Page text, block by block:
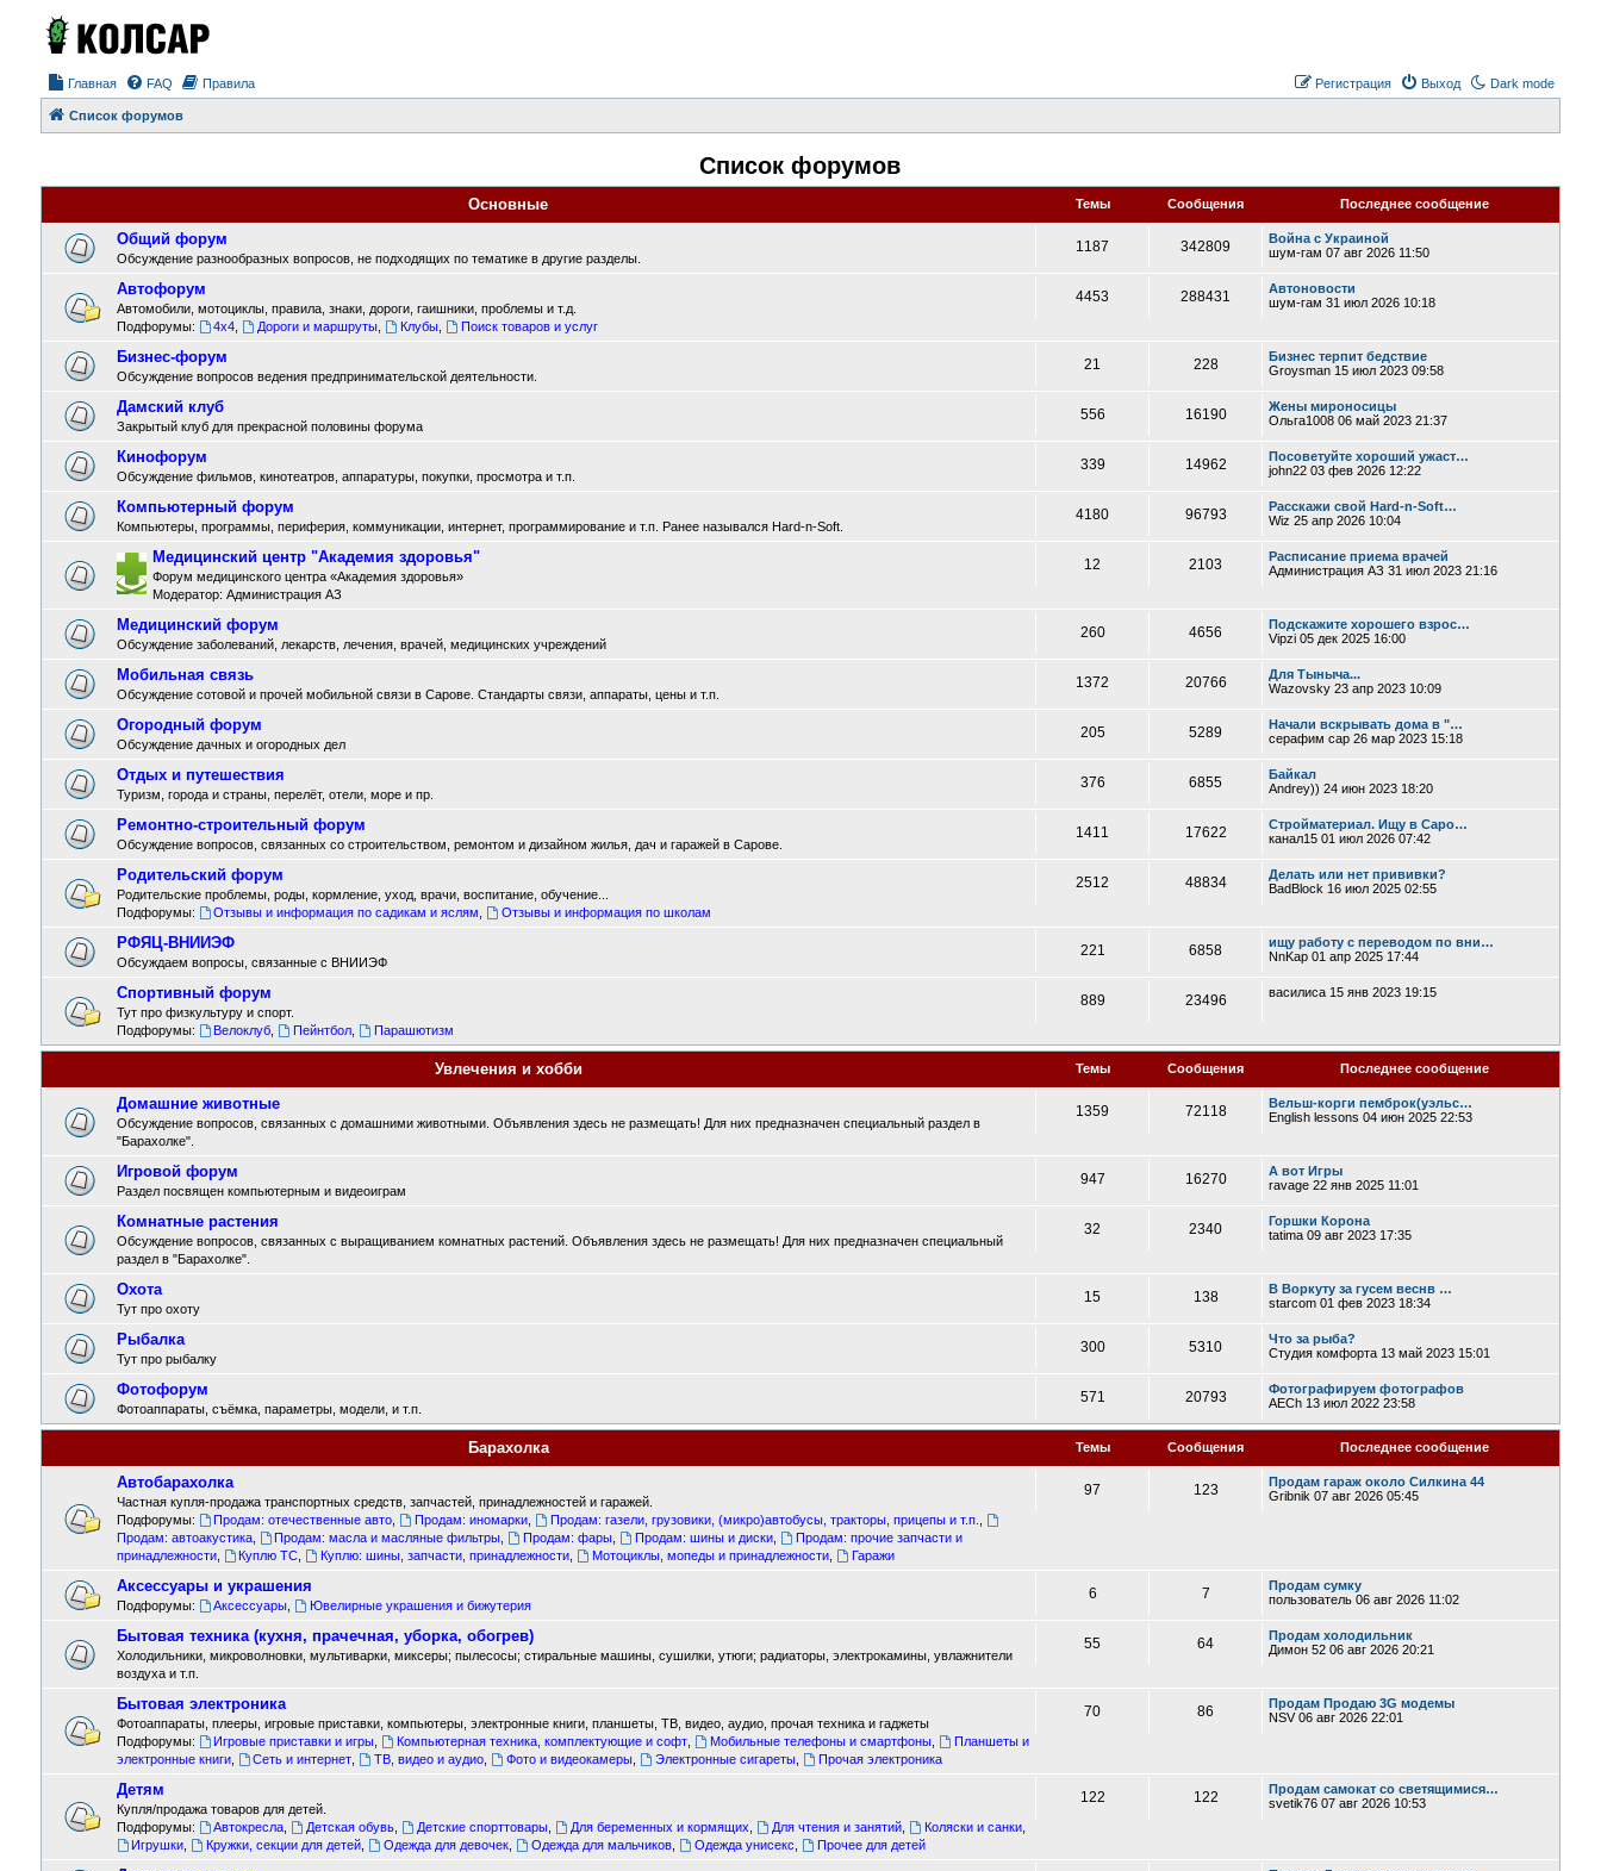
Главная Dark mode
FAQ Правила Выход
Регистрация
Список форумов
Список форумов
Основные Темы Сообщения Последнее сообщение
Общий форум
Обсуждение разнообразных вопросов, не подходящих по тематике в другие разделы.
1187 342809
Война с Украиной
шум-гам 07 авг 2026 11:50
Автофорум
Автомобили, мотоциклы, правила, знаки, дороги, гаишники, проблемы и т.д.
Подфорумы:
4x4 Дороги и маршруты Клубы Поиск товаров и услуг
4453 288431
Автоновости
шум-гам 31 июл 2026 10:18
Бизнес-форум
Обсуждение вопросов ведения предпринимательской деятельности.
21 228
Бизнес терпит бедствие
Groysman 15 июл 2023 09:58
Дамский клуб
Закрытый клуб для прекрасной половины форума
556 16190
Жены мироносицы
Ольга1008 06 май 2023 21:37
Кинофорум
Обсуждение фильмов, кинотеатров, аппаратуры, покупки, просмотра и т.п.
339 14962
Посоветуйте хороший ужаст…
john22 03 фев 2026 12:22
Компьютерный форум
Компьютеры, программы, периферия, коммуникации, интернет, программирование и т.п. Ранее назывался Hard-n-Soft.
4180 96793
Расскажи свой Hard-n-Soft…
Wiz 25 апр 2026 10:04
Медицинский центр "Академия здоровья"
Форум медицинского центра «Академия здоровья»
Модератор: Администрация АЗ
12 2103
Расписание приема врачей
Администрация АЗ 31 июл 2023 21:16
Медицинский форум
Обсуждение заболеваний, лекарств, лечения, врачей, медицинских учреждений
260 4656
Подскажите хорошего взрос…
Vipzi 05 дек 2025 16:00
Мобильная связь
Обсуждение сотовой и прочей мобильной связи в Сарове. Стандарты связи, аппараты, цены и т.п.
1372 20766
Для Тыныча...
Wazovsky 23 апр 2023 10:09
Огородный форум
Обсуждение дачных и огородных дел
205 5289
Начали вскрывать дома в "…
серафим сар 26 мар 2023 15:18
Отдых и путешествия
Туризм, города и страны, перелёт, отели, море и пр.
376 6855
Байкал
Andrey)) 24 июн 2023 18:20
Ремонтно-строительный форум
Обсуждение вопросов, связанных со строительством, ремонтом и дизайном жилья, дач и гаражей в Сарове.
1411 17622
Стройматериал. Ищу в Саро…
канал15 01 июл 2026 07:42
Родительский форум
Родительские проблемы, роды, кормление, уход, врачи, воспитание, обучение...
Подфорумы:
Отзывы и информация по садикам и яслям Отзывы и информация по школам
2512 48834
Делать или нет прививки?
BadBlock 16 июл 2025 02:55
РФЯЦ-ВНИИЭФ
Обсуждаем вопросы, связанные с ВНИИЭФ
221 6858
ищу работу с переводом по вни…
NnKap 01 апр 2025 17:44
Спортивный форум
Тут про физкультуру и спорт.
Подфорумы:
Велоклуб Пейнтбол Парашютизм
889 23496 василиса 15 янв 2023 19:15
Увлечения и хобби Темы Сообщения Последнее сообщение
Домашние животные
Обсуждение вопросов, связанных с домашними животными. Объявления здесь не размещать! Для них предназначен специальный раздел в
"Барахолке".
1359 72118
Вельш-корги пемброк(уэльс…
English lessons 04 июн 2025 22:53
Игровой форум
Раздел посвящен компьютерным и видеоиграм
947 16270
А вот Игры
ravage 22 янв 2025 11:01
Комнатные растения
Обсуждение вопросов, связанных с выращиванием комнатных растений. Объявления здесь не размещать! Для них предназначен специальный
раздел в "Барахолке".
32 2340
Горшки Корона
tatima 09 авг 2023 17:35
Охота
Тут про охоту
15 138
В Воркуту за гусем веснв …
starcom 01 фев 2023 18:34
Рыбалка
Тут про рыбалку
300 5310
Что за рыба?
Студия комфорта 13 май 2023 15:01
Фотофорум
Фотоаппараты, съёмка, параметры, модели, и т.п.
571 20793
Фотографируем фотографов
AECh 13 июл 2022 23:58
Барахолка Темы Сообщения Последнее сообщение
Автобарахолка
Частная купля-продажа транспортных средств, запчастей, принадлежностей и гаражей.
Подфорумы:
Продам: отечественные авто Продам: иномарки Продам: газели, грузовики, (микро)автобусы, тракторы, прицепы и т.п.
Продам: автоакустика, Продам: масла и масляные фильтры Продам: фары Продам: шины и диски
Продам: прочие запчасти и
принадлежности, Куплю ТС Куплю: шины, запчасти, принадлежности Мотоциклы, мопеды и принадлежности Гаражи
97 123
Продам гараж около Силкина 44
Gribnik 07 авг 2026 05:45
Аксессуары и украшения
Подфорумы: Аксессуары Ювелирные украшения и бижутерия
6 7
Продам сумку
пользователь 06 авг 2026 11:02
Бытовая техника (кухня, прачечная, уборка, обогрев)
Холодильники, микроволновки, мультиварки, миксеры; пылесосы; стиральные машины, сушилки, утюги; радиаторы, электрокамины, увлажнители
воздуха и т.п.
55 64
Продам холодильник
Димон 52 06 авг 2026 20:21
Бытовая электроника
Фотоаппараты, плееры, игровые приставки, компьютеры, электронные книги, планшеты, ТВ, видео, аудио, прочая техника и гаджеты
Подфорумы:
Игровые приставки и игры Компьютерная техника, комплектующие и софт Мобильные телефоны и смартфоны
Планшеты и
электронные книги, Сеть и интернет ТВ, видео и аудио Фото и видеокамеры Электронные сигареты, Прочая электроника
70 86
Продам Продаю 3G модемы
NSV06 авг 2026 22:01
Детям
Купля/продажа товаров для детей.
Подфорумы:
Автокресла Детская обувь Детские спорттовары Для беременных и кормящих Для чтения и занятий, Коляски и санки,
Игрушки
Кружки, секции для детей Одежда для девочек Одежда для мальчиков, Одежда унисекс Прочее для детей
122 122
Продам самокат со светящимися…
svetik76 07 авг 2026 10:53